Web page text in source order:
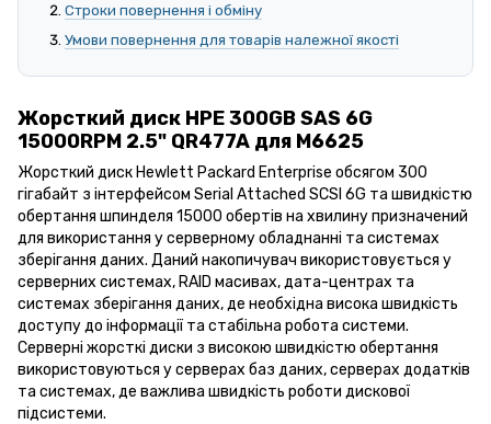
Строки повернення і обміну
Умови повернення для товарів належної якості
Жорсткий диск HPE 300GB SAS 6G
15000RPM 2.5" QR477A для M6625
Жорсткий диск Hewlett Packard Enterprise обсягом 300
гігабайт з інтерфейсом Serial Attached SCSI 6G та швидкістю
обертання шпинделя 15000 обертів на хвилину призначений
для використання у серверному обладнанні та системах
зберігання даних. Даний накопичувач використовується у
серверних системах, RAID масивах, дата-центрах та
системах зберігання даних, де необхідна висока швидкість
доступу до інформації та стабільна робота системи.
Серверні жорсткі диски з високою швидкістю обертання
використовуються у серверах баз даних, серверах додатків
та системах, де важлива швидкість роботи дискової
підсистеми.